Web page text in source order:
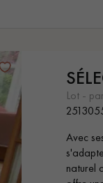
À MOTIFS
FUMÉ
lot -
Avec
naturel